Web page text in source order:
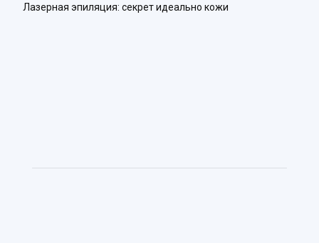
Лазерная эпиляция: секрет идеально кожи